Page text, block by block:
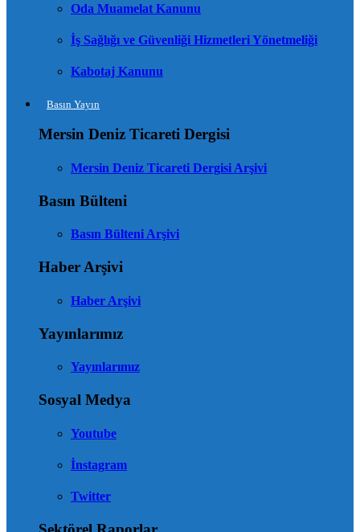
Oda Muamelat Kanunu
İş Sağlığı ve Güvenliği Hizmetleri Yönetmeliği
Kabotaj Kanunu
Basın Yayın
Mersin Deniz Ticareti Dergisi
Mersin Deniz Ticareti Dergisi Arşivi
Basın Bülteni
Basın Bülteni Arşivi
Haber Arşivi
Haber Arşivi
Yayınlarımız
Yayınlarımız
Sosyal Medya
Youtube
İnstagram
Twitter